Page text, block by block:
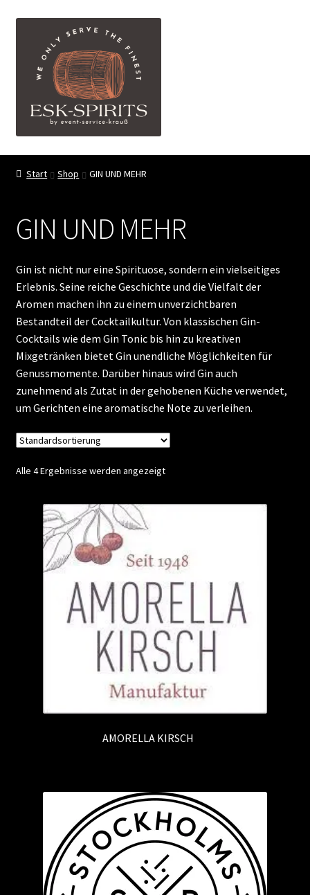
Navigation
springen
springen
ESK-SPIRITS ihr Partner für exquisite Spirituosen
Shop
My account
FAQ
Kontakt
Vertrag widerrufen
Start Shop GIN UND MEHR
GIN UND MEHR
Gin ist nicht nur eine Spirituose, sondern ein vielseitiges
Erlebnis. Seine reiche Geschichte und die Vielfalt der
Aromen machen ihn zu einem unverzichtbaren
Bestandteil der Cocktailkultur. Von klassischen Gin-
Cocktails wie dem Gin Tonic bis hin zu kreativen
Mixgetränken bietet Gin unendliche Möglichkeiten für
Genussmomente. Darüber hinaus wird Gin auch
zunehmend als Zutat in der gehobenen Küche verwendet,
um Gerichten eine aromatische Note zu verleihen.
Alle 4 Ergebnisse werden angezeigt
AMORELLA KIRSCH